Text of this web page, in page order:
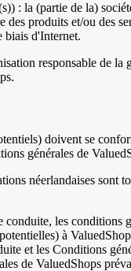
: la (partie de la)
des produits et/ou des
biais d'Internet.
responsable de la
doivent se
générales de
néerlandaises sont
conduite, les conditions
à
et les Conditions
de ValuedShops